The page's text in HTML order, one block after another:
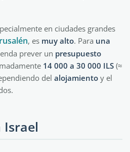
en ciudades grandes
, es muy alto. Para una
prever un presupuesto
14 000 a 30 000 ILS (≈
del alojamiento y el
Israel